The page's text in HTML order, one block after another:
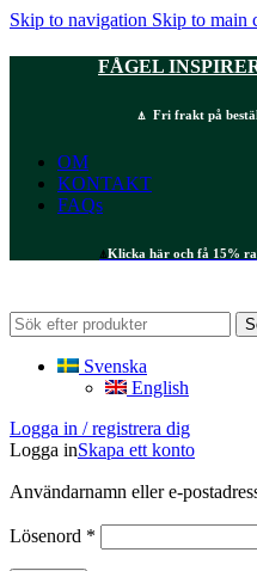
Skip to navigation Skip to main
FÅGEL
⍋ Fri frakt på
OM
KONTAKT
FAQs
⍋Klicka här och få 15%
Svenska
English
Logga in / registrera dig
Logga inSkapa ett konto
Användarnamn eller e-
Lösenord *